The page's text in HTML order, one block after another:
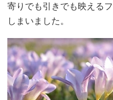
寄りでも引きでも映える
しまいました。